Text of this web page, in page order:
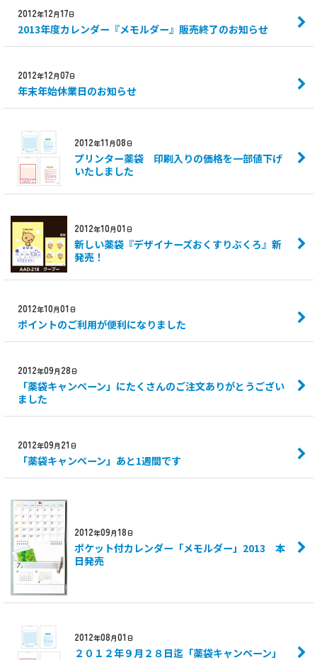
2012年12月17日
2013年度カレンダー『メモルダー』販売終了のお知らせ
2012年12月07日
年末年始休業日のお知らせ
2012年11月08日
プリンター薬袋 印刷入りの価格を一部値下げ
いたしました
2012年10月01日
新しい薬袋『デザイナーズおくすりぶくろ』新
発売！
2012年10月01日
ポイントのご利用が便利になりました
2012年09月 28日
「薬袋キャンペーン」にたくさんのご注文ありがとうござい
ました
2012年09月 21日
「薬袋キャンペーン」あと1週間です
2012年09月18日
ポケット付カレンダー「メモルダー」2013 本
日発売
2012年08月01日
２０１２年９月２８日迄「薬袋キャンペーン」